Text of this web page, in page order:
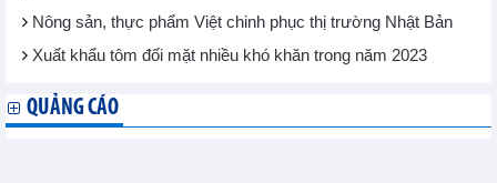
Nông sản, thực phẩm Việt chinh phục thị trường Nhật Bản
Xuất khẩu tôm đối mặt nhiều khó khăn trong năm 2023
QUẢNG CÁO